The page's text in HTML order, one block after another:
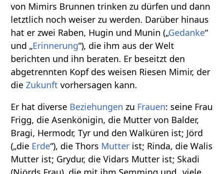
von Mimirs Brunnen trinken zu dürfen und dann
letztlich noch weiser zu werden. Darüber hinaus
hat er zwei Raben, Hugin und Munin („Gedanke“
und „Erinnerung“), die ihm aus der Welt
berichten und ihn beraten. Er beseitzt den
abgetrennten Kopf des weisen Riesen Mimir, der
dieZukunft vorhersagen kann.
Er hat diverse Beziehungen zu Frauen: seine Frau
Frigg, die Asenkönigin, die Mutter von Balder,
Bragi, Hermodr, Tyr und den Walküren ist; Jörd
(„die Erde“), die Thors Mutter ist; Rinda, die Walis
Mutter ist; Grydur, die Vidars Mutter ist; Skadi